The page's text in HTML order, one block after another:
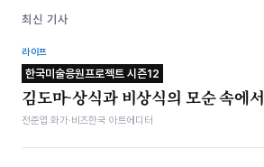
최신 기사
라이프
한국미술응원프로젝트 시즌12
김도마-상식과 비상식의 모순 속에서
전준엽 화가·비즈한국 아트에디터